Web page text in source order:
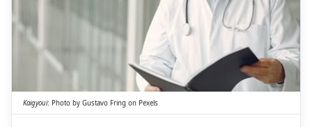
開
業
医
ぎょう
Kaigyoui: Photo by Gustavo Fring on Pexels